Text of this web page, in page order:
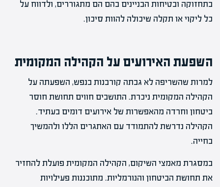
בתחזוקה ובטיחות הבניינים בהם הם מתגוררים, ולדווח על
כל ליקוי או תקלה שיכולה להוות סיכון.
השפעת האירועים על הקהילה המקומית
למרות שהשריפה לא גבתה קורבנות בנפש, השפעתה על
הקהילה המקומית ניכרת. התושבים חווים תחושת חוסר
ביטחון וחרדה מהאפשרות של אירועים דומים בעתיד.
הקהילה נדרשת להתמודד עם האתגרים הללו ולהמשיך
בחייה.
במסגרת מאמצי השיקום, הקהילה המקומית פועלת להחזיר
את תחושת הביטחון והנורמליות. מתוכננות פעילויות